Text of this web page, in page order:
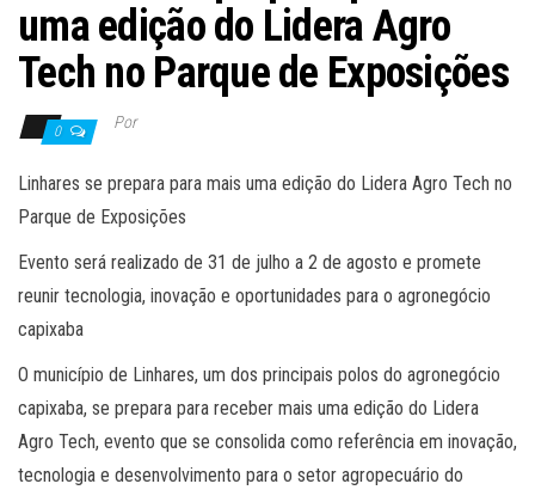
uma edição do Lidera Agro
Tech no Parque de Exposições
0 Por
Linhares se prepara para mais uma edição do Lidera Agro Tech no
Parque de Exposições
Evento será realizado de 31 de julho a 2 de agosto e promete
reunir tecnologia, inovação e oportunidades para o agronegócio
capixaba
O município de Linhares, um dos principais polos do agronegócio
capixaba, se prepara para receber mais uma edição do Lidera
Agro Tech, evento que se consolida como referência em inovação,
tecnologia e desenvolvimento para o setor agropecuário do